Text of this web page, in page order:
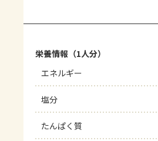
栄養情報（1人分）
エネルギー
塩分
たんぱく質